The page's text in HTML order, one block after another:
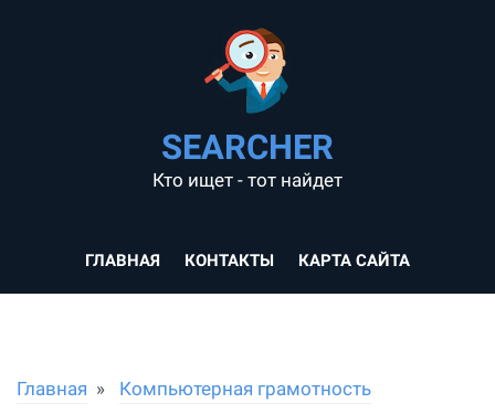
SEARCHER
Кто ищет - тот найдет
ГЛАВНАЯ КОНТАКТЫ КАРТА САЙТА
Главная Компьютерная грамотность